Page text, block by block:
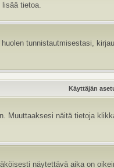
tietoa.
tunnistautmisestasi,
Käyttäjän
Muuttaaksesi näitä tietoja
näytettävä aika on